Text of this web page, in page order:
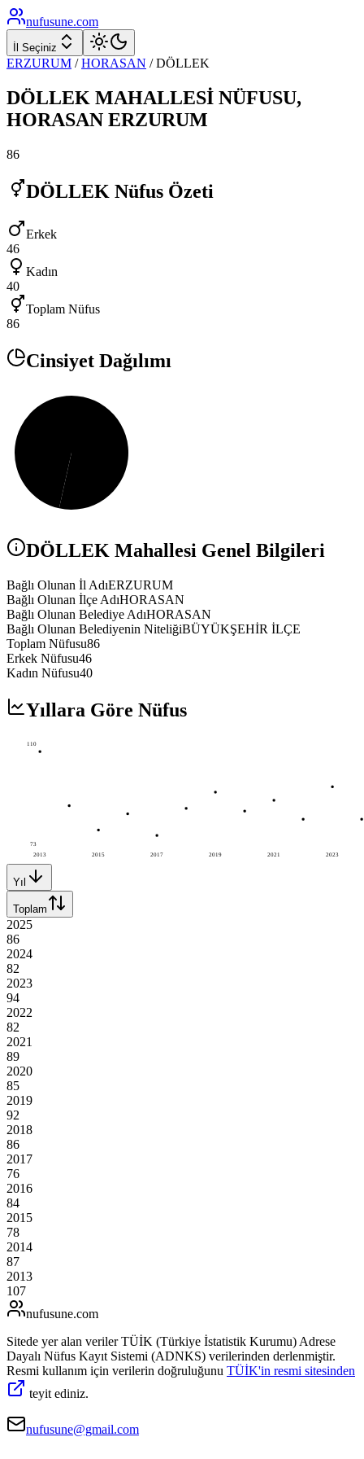
nufusune.com
İl Seçiniz
ERZURUM / HORASAN /DÖLLEK
DÖLLEK MAHALLESİ NÜFUSU,
HORASAN ERZURUM
86
DÖLLEK Nüfus Özeti
Erkek
46
Kadın
40
Toplam Nüfus
86
Cinsiyet Dağılımı
DÖLLEK Mahallesi Genel Bilgileri
Bağlı Olunan İl AdıERZURUM
Bağlı Olunan İlçe AdıHORASAN
Bağlı Olunan Belediye AdıHORASAN
Bağlı Olunan Belediyenin NiteliğiBÜYÜKŞEHİR İLÇE
Toplam Nüfusu86
Erkek Nüfusu46
Kadın Nüfusu40
Yıllara Göre Nüfus
2013 2015 2017 2019 2021 2023
110
73
Yıl
Toplam
2025
86
2024
82
2023
94
2022
82
2021
89
2020
85
2019
92
2018
86
2017
76
2016
84
2015
78
2014
87
2013
107
nufusune.com
Sitede yer alan veriler TÜİK (Türkiye İstatistik Kurumu) Adrese
Dayalı Nüfus Kayıt Sistemi (ADNKS) verilerinden derlenmiştir.
Resmi kullanım için verilerin doğruluğunu TÜİK'in resmi sitesinden
teyit ediniz.
nufusune@gmail.com